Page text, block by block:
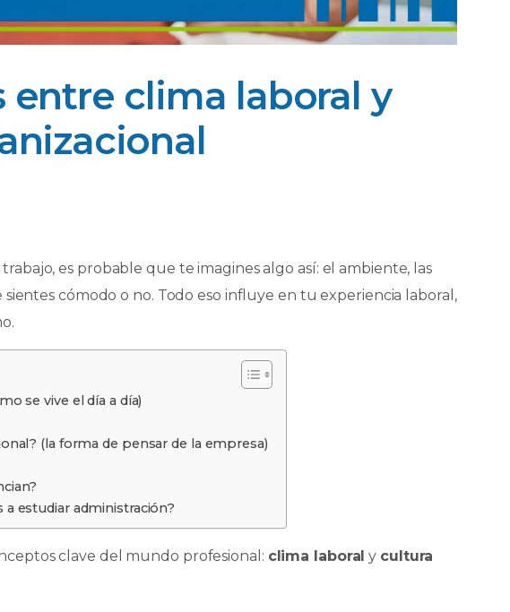
entre clima laboral y
es probable que te imagines algo así: el ambiente, las
sientes cómodo o no. Todo eso influye en tu experiencia laboral,
se vive el día a día)
(la forma de pensar de la empresa)
estudiar administración?
clave del mundo profesional: clima laboral y cultura